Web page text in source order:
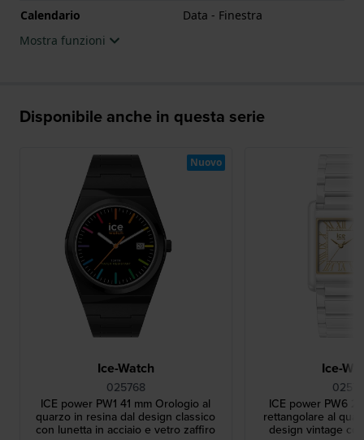
Calendario
Data - Finestra
Mostra funzioni
Disponibile anche in questa serie
Ice-Watch
025768
ICE power PW1 41 mm Orologio al
quarzo in resina dal design classico
con lunetta in acciaio e vetro zaffiro
Nuovo
Ice-
ICE power PW6
rettangolare al
design vintage